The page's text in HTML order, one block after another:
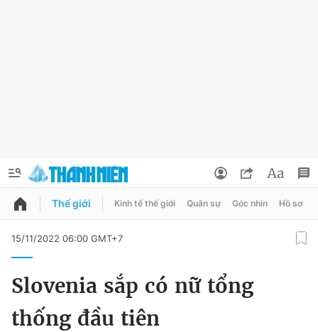
QUẢNG CÁO
Đổi mật khẩu
Tin đã lưu
Thế giới Kinh tế thế giới Quân sự Góc nhìn Hồ sơ
15/11/2022 06:00 GMT+7
Slovenia sắp có nữ tổng
thống đầu tiên